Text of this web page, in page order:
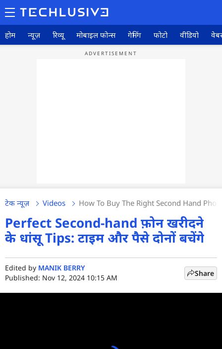
होम न्यूज़ रिव्यू मोबाइल फोन्स गेमिंग फोटो वीडियो
टेक न्यूज़ Videos How To Buy The Right Second Hand
Perfect Second-hand फ़ोन खरीदने
के धांसू Tips: टाइम और पैसे दोनों बचेंगे
Edited by MANIK BERRY
Published: Nov 12, 2024 10:15 AM
Share